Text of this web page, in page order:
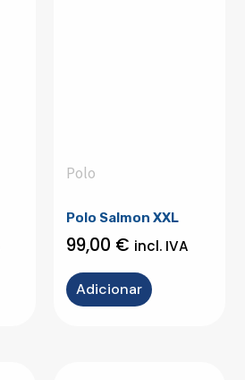
Polo
Polo Salmon XXL
99,00 € incl. IVA
Adicionar